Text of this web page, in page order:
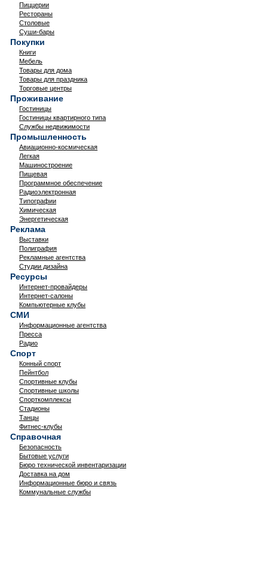
Пиццерии
Рестораны
Столовые
Суши-бары
Покупки
Книги
Мебель
Товары для дома
Товары для праздника
Торговые центры
Проживание
Гостиницы
Гостиницы квартирного типа
Службы недвижимости
Промышленность
Авиационно-космическая
Легкая
Машиностроение
Пищевая
Программное обеспечение
Радиоэлектронная
Типографии
Химическая
Энергетическая
Реклама
Выставки
Полиграфия
Рекламные агентства
Студии дизайна
Ресурсы
Интернет-провайдеры
Интернет-салоны
Компьютерные клубы
СМИ
Информационные агентства
Пресса
Радио
Спорт
Конный спорт
Пейнтбол
Спортивные клубы
Спортивные школы
Спорткомплексы
Стадионы
Танцы
Фитнес-клубы
Справочная
Безопасность
Бытовые услуги
Бюро технической инвентаризации
Доставка на дом
Информационные бюро и связь
Коммунальные службы